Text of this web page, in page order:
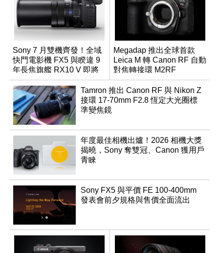
Sony 7 月雙機齊發！全域
快門電影機 FX5 與睽違 9
年長焦旗艦 RX10 V 即將
登場
Megadap 推出全球首款
Leica M 轉 Canon RF 自動
對焦轉接環 M2RF
Tamron 推出 Canon RF 與 Nikon Z
接環 17-70mm F2.8 恆定大光圈標
準變焦鏡
年度最佳相機出爐！2026 相機大獎
揭曉，Sony 奪雙冠、Canon 獲用戶
青睞
Sony FX5 與平價 FE 100-400mm
發表會前夕規格與售價全面流出